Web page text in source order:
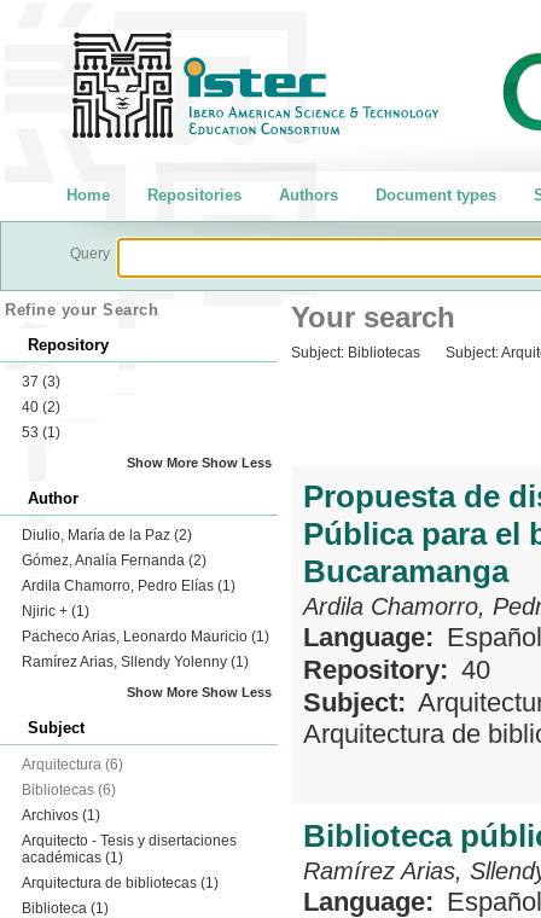
Home Repositories Authors Document types
Query
Refine your Search
Repository
37 (3)
40 (2)
53 (1)
Show More Show Less
Author
Diulio, María de la Paz (2)
Gómez, Analía Fernanda (2)
Ardila Chamorro, Pedro Elías (1)
Njiric + (1)
Pacheco Arias, Leonardo Mauricio (1)
Ramírez Arias, Sllendy Yolenny (1)
Show More Show Less
Subject
Arquitectura (6)
Bibliotecas (6)
Archivos (1)
Arquitecto - Tesis y disertaciones
académicas (1)
Arquitectura de bibliotecas (1)
Biblioteca (1)
Your search
Subject: Bibliotecas Subject:
Propuesta de
Pública para el
Bucaramanga
Ardila Chamorro,
Language: Español
Repository: 40
Subject:
Arquitectura de
Biblioteca
Ramírez Arias,
Language: Español